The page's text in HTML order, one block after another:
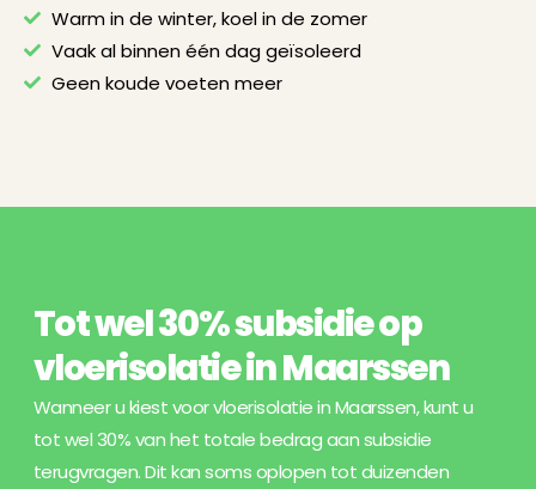
Warm in de winter, koel in de zomer
Vaak al binnen één dag geïsoleerd
Geen koude voeten meer
Tot wel 30% subsidie op
vloerisolatie in Maarssen
Wanneer u kiest voor vloerisolatie in Maarssen, kunt u
tot wel 30% van het totale bedrag aan subsidie
terugvragen. Dit kan soms oplopen tot duizenden